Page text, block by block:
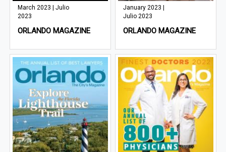
March 2023 | Julio
2023
ORLANDO MAGAZINE
January 2023 |
Julio 2023
ORLANDO MAGAZINE